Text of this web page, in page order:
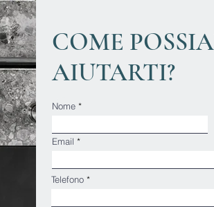
COME
AIUTARTI?
Nome
Email
Telefono